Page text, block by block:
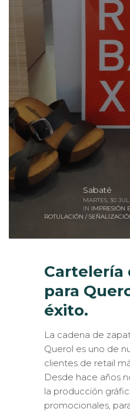
Sabaté
MARTES, 30
IN IMPRESIÓN
ROTULACIÓN /
Cartelería
para
éxito.
La cadena de
Querol es uno de
clientes de retail
Desde hace años
la producción
promocionales,